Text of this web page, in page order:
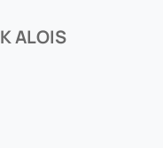
ALOIS